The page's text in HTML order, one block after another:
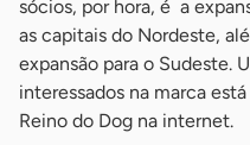
sócios, por hora, é a
as capitais do Nordeste,
expansão para o Sudeste.
interessados na marca
Reino do Dog na internet.